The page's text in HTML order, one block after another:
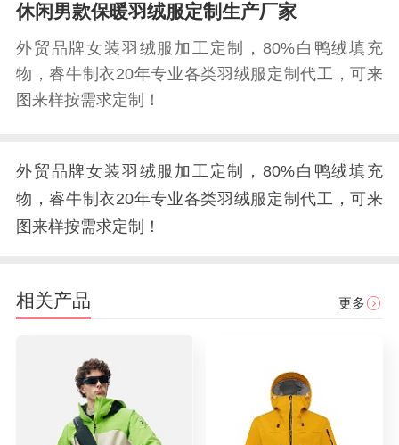
休闲男款保暖羽绒服定制生产厂家
外贸品牌女装羽绒服加工定制，80%白鸭绒填充
物，睿牛制衣20年专业各类羽绒服定制代工，可来
图来样按需求定制！
外贸品牌女装羽绒服加工定制，80%白鸭绒填充
物，睿牛制衣20年专业各类羽绒服定制代工，可来
图来样按需求定制！
相关产品 更多